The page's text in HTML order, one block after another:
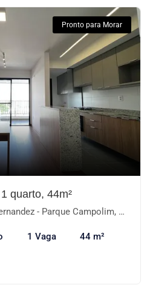
Pronto para Morar
quarto, 44m²
- Parque Campolim, Sorocaba-SP
1 Vaga 44 m²